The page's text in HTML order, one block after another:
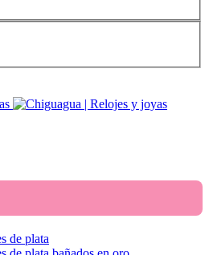
de plata